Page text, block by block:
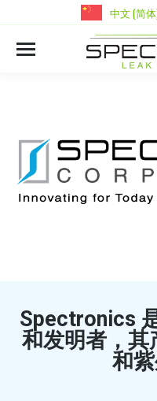
中文 (简
Spectronics
和发明者，其
和